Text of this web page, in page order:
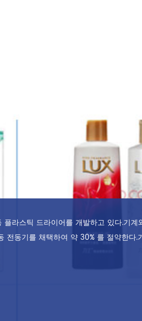
라스틱 드라이어를 개발하고 있다.기계
동기를 채택하여 약 30% 를 절약한다.